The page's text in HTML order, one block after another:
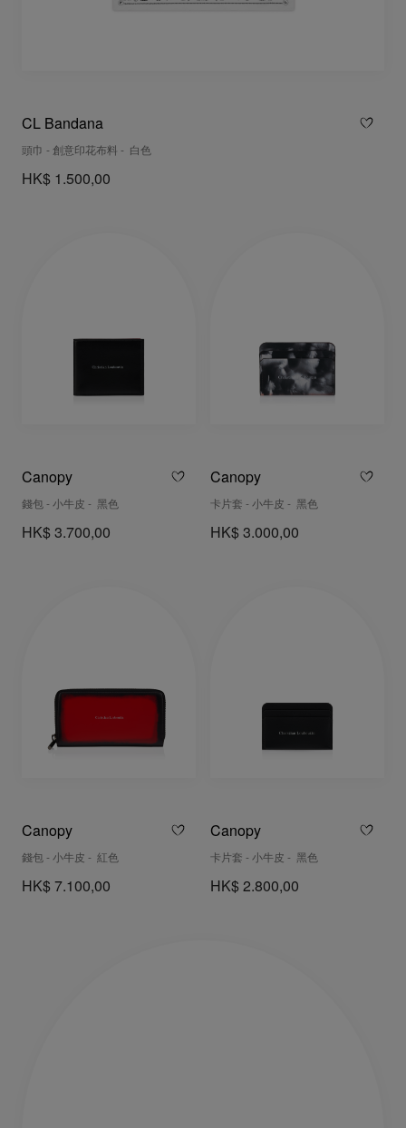
CL Bandana
頭巾 - 創意印花布料 - 白色
HK$ 1.500,00
Canopy
錢包 - 小牛皮 - 黑色
HK$ 3.700,00
Canopy
卡片套 - 小牛皮 - 黑色
HK$ 3.000,00
Canopy
錢包 - 小牛皮 - 紅色
HK$ 7.100,00
Canopy
卡片套 - 小牛皮 - 黑色
HK$ 2.800,00